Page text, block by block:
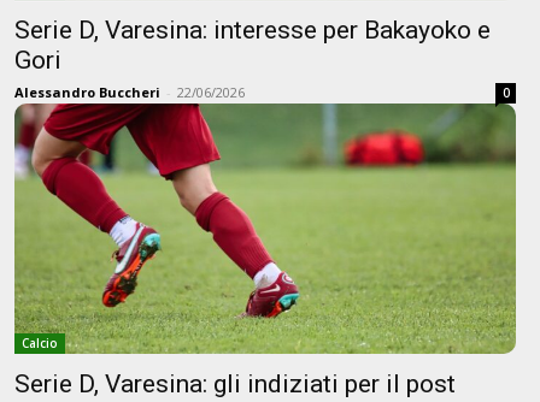
Serie D, Varesina: interesse per Bakayoko e
Gori
Alessandro Buccheri - 22/06/2026 0
Calcio
Serie D, Varesina: gli indiziati per il post